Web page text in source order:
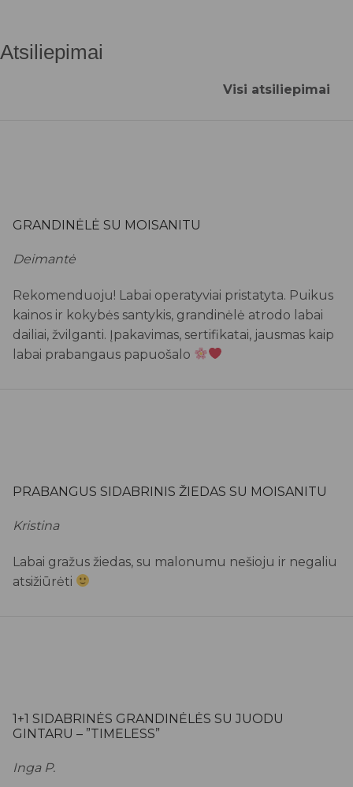
Atsiliepimai
Visi atsiliepimai
GRANDINĖLĖ SU MOISANITU
Deimantė
Rekomenduoju! Labai operatyviai pristatyta. Puikus
kainos ir kokybės santykis, grandinėlė atrodo labai
dailiai, žvilganti. Įpakavimas, sertifikatai, jausmas kaip
labai prabangaus papuošalo
PRABANGUS SIDABRINIS ŽIEDAS SU MOISANITU
Kristina
Labai gražus žiedas, su malonumu nešioju ir negaliu
atsižiūrėti
1+1 SIDABRINĖS GRANDINĖLĖS SU JUODU
GINTARU – ”TIMELESS”
Inga P.